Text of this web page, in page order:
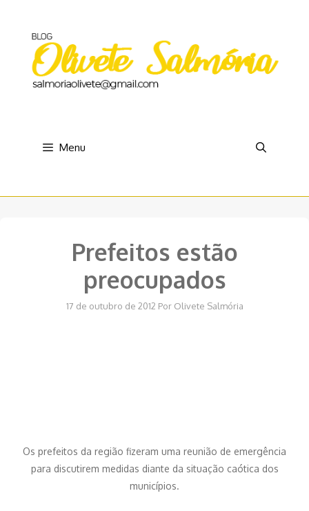
conteúdo
Menu
Prefeitos estão
preocupados
17 de outubro de 2012 Por Olivete Salmória
Os prefeitos da região fizeram uma reunião de emergência
para discutirem medidas diante da situação caótica dos
municípios.